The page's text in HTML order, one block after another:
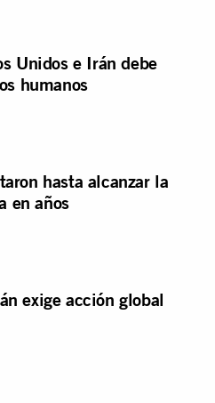
Unidos e Irán debe
humanos
hasta alcanzar la
en años
exige acción global